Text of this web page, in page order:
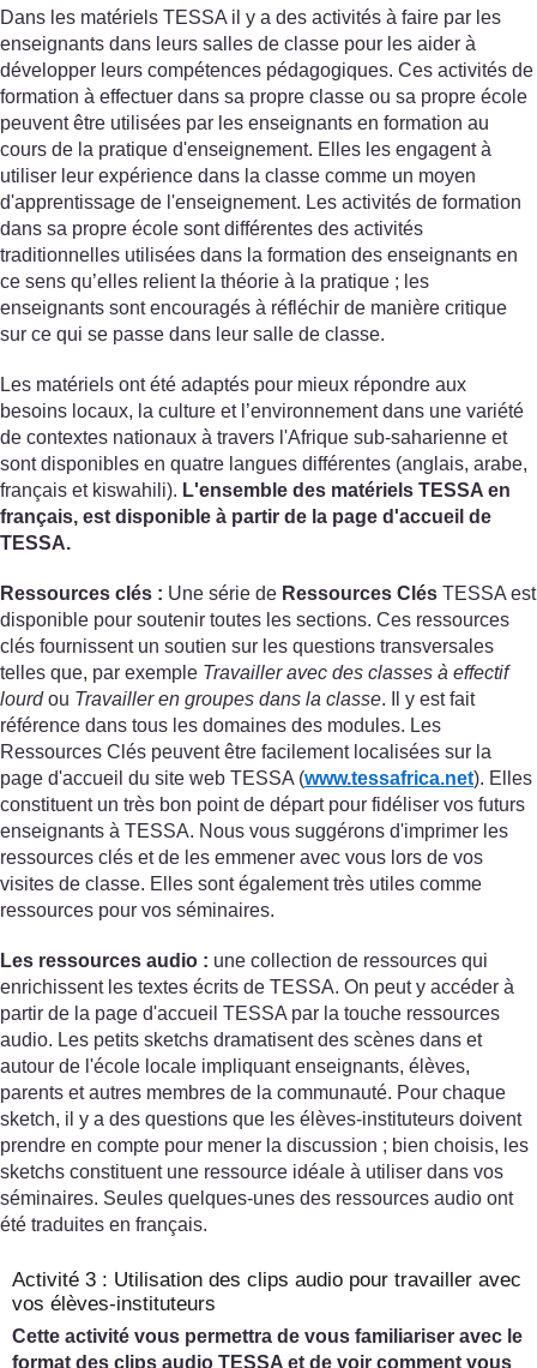
Dans les matériels TESSA il y a des activités à faire par les
enseignants dans leurs salles de classe pour les aider à
développer leurs compétences pédagogiques. Ces activités de
formation à effectuer dans sa propre classe ou sa propre école
peuvent être utilisées par les enseignants en formation au
cours de la pratique d'enseignement. Elles les engagent à
utiliser leur expérience dans la classe comme un moyen
d'apprentissage de l'enseignement. Les activités de formation
dans sa propre école sont différentes des activités
traditionnelles utilisées dans la formation des enseignants en
ce sens qu’elles relient la théorie à la pratique ; les
enseignants sont encouragés à réfléchir de manière critique
sur ce qui se passe dans leur salle de classe.
Les matériels ont été adaptés pour mieux répondre aux
besoins locaux, la culture et l’environnement dans une variété
de contextes nationaux à travers l'Afrique sub-saharienne et
sont disponibles en quatre langues différentes (anglais, arabe,
français et kiswahili). L'ensemble des matériels TESSA en
français, est disponible à partir de la page d'accueil de
TESSA.
Ressources clés : Une série de Ressources Clés TESSA est
disponible pour soutenir toutes les sections. Ces ressources
clés fournissent un soutien sur les questions transversales
telles que, par exemple Travailler avec des classes à effectif
lourdou Travailler en groupes dans la classe. Il y est fait
référence dans tous les domaines des modules. Les
Ressources Clés peuvent être facilement localisées sur la
page d'accueil du site web TESSA (www.tessafrica.net). Elles
constituent un très bon point de départ pour fidéliser vos futurs
enseignants à TESSA. Nous vous suggérons d'imprimer les
ressources clés et de les emmener avec vous lors de vos
visites de classe. Elles sont également très utiles comme
ressources pour vos séminaires.
Les ressources audio : une collection de ressources qui
enrichissent les textes écrits de TESSA. On peut y accéder à
partir de la page d'accueil TESSA par la touche ressources
audio. Les petits sketchs dramatisent des scènes dans et
autour de l'école locale impliquant enseignants, élèves,
parents et autres membres de la communauté. Pour chaque
sketch, il y a des questions que les élèves-instituteurs doivent
prendre en compte pour mener la discussion ; bien choisis, les
sketchs constituent une ressource idéale à utiliser dans vos
séminaires. Seules quelques-unes des ressources audio ont
été traduites en français.
Activité 3 : Utilisation des clips audio pour travailler avec
vos élèves-instituteurs
Cette activité vous permettra de vous familiariser avec le
format des clips audio TESSA et de voir comment vous